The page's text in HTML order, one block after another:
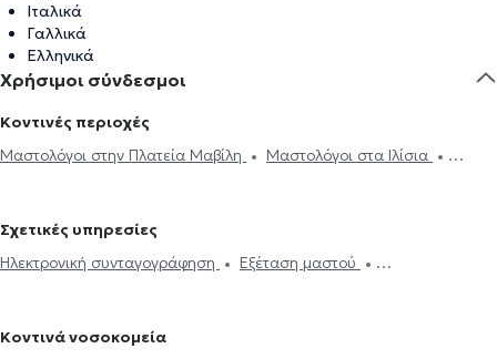
Ιταλικά
Γαλλικά
Ελληνικά
Χρήσιμοι σύνδεσμοι
Κοντινές περιοχές
Μαστολόγοι στην Πλατεία Μαβίλη
Μαστολόγοι στα Ιλίσια
Μαστολόγοι στο Νέο Ψυχικό
Μαστολόγοι στο Χαλάνδρι
Μαστολόγοι στο Ηράκλειο Κρήτης
Μαστολόγοι στην Καλλιθέα
Σχετικές υπηρεσίες
Ηλεκτρονική συνταγογράφηση
Εξέταση μαστού
πόνος
Κοντινά νοσοκομεία